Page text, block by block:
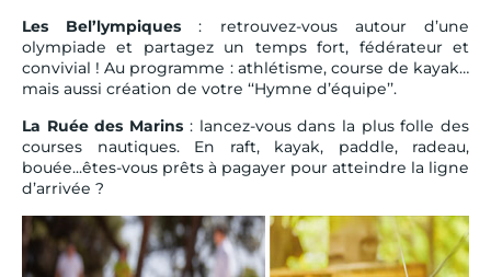
Les Bel’lympiques : retrouvez-vous autour d’une
olympiade et partagez un temps fort, fédérateur et
convivial ! Au programme : athlétisme, course de kayak…
mais aussi création de votre ‘‘Hymne d’équipe’’.
La Ruée des Marins : lancez-vous dans la plus folle des
courses nautiques. En raft, kayak, paddle, radeau,
bouée...êtes-vous prêts à pagayer pour atteindre la ligne
d’arrivée ?